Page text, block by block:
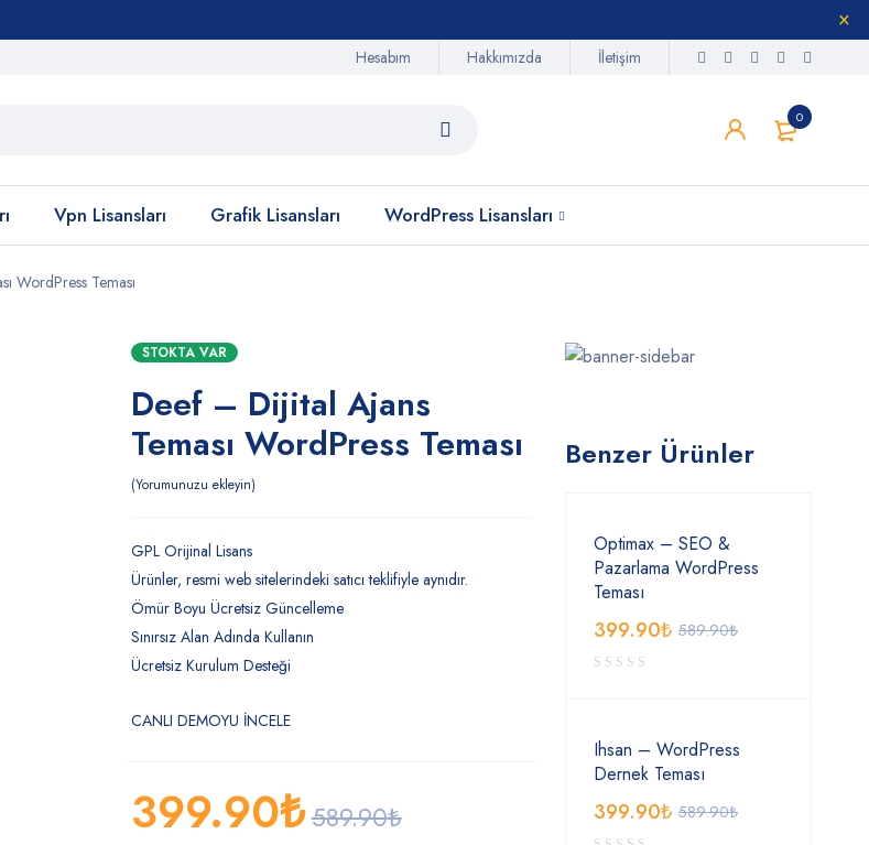
Hesabım Hakkımızda İletişim
0
Vpn Lisansları Grafik Lisansları WordPress Lisansları
WordPress Teması
STOKTA VAR
Deef – Dijital Ajans
Teması WordPress Teması
Yorumunuzu ekleyin
GPL Orijinal Lisans
Ürünler, resmi web sitelerindeki satıcı teklifiyle aynıdır.
Ömür Boyu Ücretsiz Güncelleme
Sınırsız Alan Adında Kullanın
Ücretsiz Kurulum Desteği
CANLI DEMOYU İNCELE
589.90₺
399.90₺
Benzer Ürünler
Optimax – SEO &
Pazarlama WordPress
Teması
589.90₺
399.90₺
Ihsan – WordPress
Dernek Teması
589.90₺
399.90₺